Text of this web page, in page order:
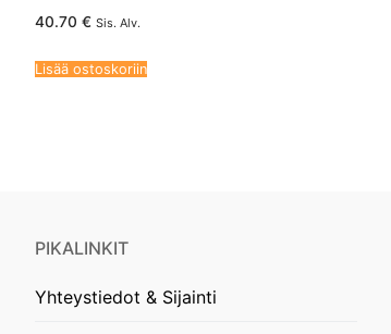
40.70 € Sis. Alv.
Lisää ostoskoriin
PIKALINKIT
Yhteystiedot & Sijainti